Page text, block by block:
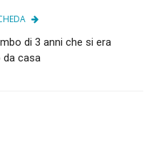
di 3 anni che si era
da casa